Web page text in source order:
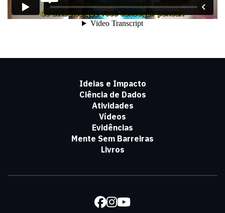
Ideias e Impacto
Ciência de Dados
Atividades
Vídeos
Evidências
Mente Sem Barreiras
Livros